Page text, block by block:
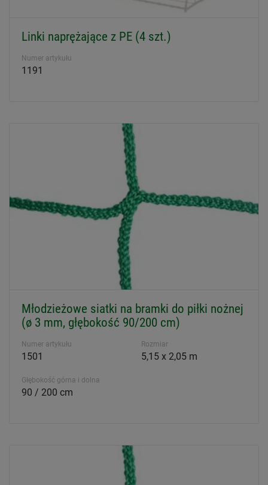
Linki naprężające z PE (4 szt.)
Numer artykułu
1191
Młodzieżowe siatki na bramki do piłki nożnej
(ø 3 mm, głębokość 90/200 cm)
Numer artykułu
1501
Rozmiar
5,15 x 2,05 m
Głębokość górna i dolna
90 / 200 cm